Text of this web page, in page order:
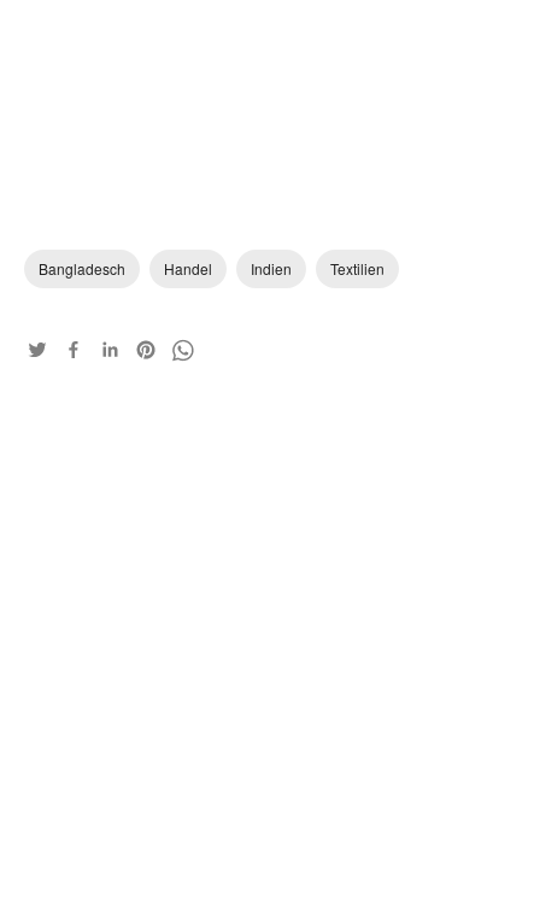
Bangladesch Handel Indien Textilien